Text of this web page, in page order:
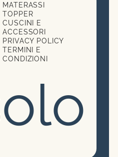
MATERASSI
TOPPER
CUSCINI E
ACCESSORI
PRIVACY POLICY
TERMINI E
CONDIZIONI